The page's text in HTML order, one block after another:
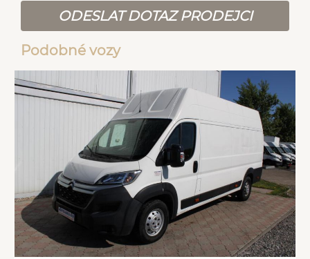
ODESLAT DOTAZ PRODEJCI
Podobné vozy